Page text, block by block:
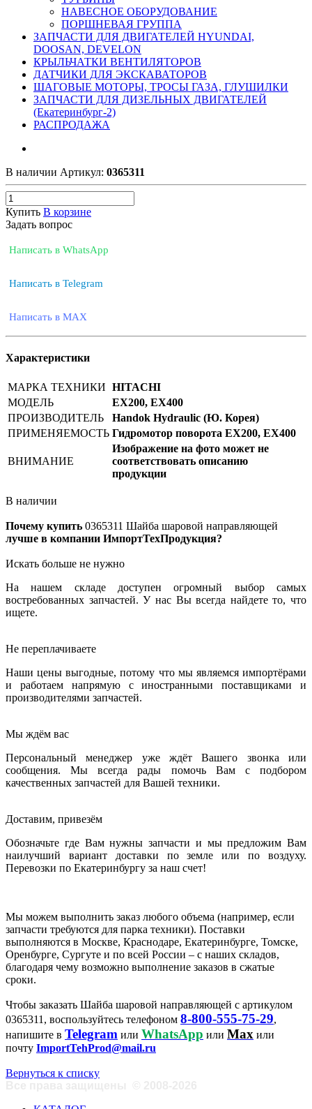
НАВЕСНОЕ ОБОРУДОВАНИЕ
ПОРШНЕВАЯ ГРУППА
ЗАПЧАСТИ ДЛЯ ДВИГАТЕЛЕЙ HYUNDAI,
DOOSAN, DEVELON
КРЫЛЬЧАТКИ ВЕНТИЛЯТОРОВ
ДАТЧИКИ ДЛЯ ЭКСКАВАТОРОВ
ШАГОВЫЕ МОТОРЫ, ТРОСЫ ГАЗА, ГЛУШИЛКИ
ЗАПЧАСТИ ДЛЯ ДИЗЕЛЬНЫХ ДВИГАТЕЛЕЙ
(Екатеринбург-2)
РАСПРОДАЖА
В наличии Артикул: 0365311
Купить В корзине
Задать вопрос
Написать в WhatsApp
Написать в Telegram
Написать в MAX
Характеристики
МАРКА ТЕХНИКИ HITACHI
МОДЕЛЬ
EX200, EX400
ПРОИЗВОДИТЕЛЬ
Handok Hydraulic (Ю. Корея)
ПРИМЕНЯЕМОСТЬ Гидромотор поворота EX200, EX400
ВНИМАНИЕ
Изображение на фото может не
соответствовать описанию
продукции
В наличии
Почему купить 0365311 Шайба шаровой направляющей
лучше в компании ИмпортТехПродукция?
Искать больше не нужно
На нашем складе доступен огромный выбор самых
востребованных запчастей. У нас Вы всегда найдете то, что
ищете.
Не переплачиваете
Наши цены выгодные, потому что мы являемся импортёрами
и работаем напрямую с иностранными поставщиками и
производителями запчастей.
Мы ждём вас
Персональный менеджер уже ждёт Вашего звонка или
сообщения. Мы всегда рады помочь Вам с подбором
качественных запчастей для Вашей техники.
Доставим, привезём
Обозначьте где Вам нужны запчасти и мы предложим Вам
наилучший вариант доставки по земле или по воздуху.
Перевозки по Екатеринбургу за наш счет!
Мы можем выполнить заказ любого объема (например, если
запчасти требуются для парка техники). Поставки
выполняются в Москве, Краснодаре, Екатеринбурге, Томске,
Оренбурге, Сургуте и по всей России – с наших складов,
благодаря чему возможно выполнение заказов в сжатые
сроки.
Чтобы заказать Шайба шаровой направляющей с артикулом
0365311, воспользуйтесь телефоном 8-800-555-75-29,
напишите в Telegram или WhatsApp или Max или
почту ImportTehProd@mail.ru
Вернуться к списку